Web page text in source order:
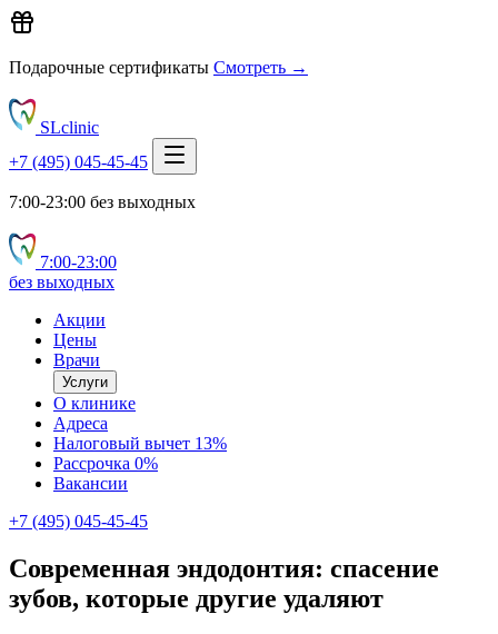
Подарочные сертификаты Смотреть →
SLclinic
+7 (495) 045-45-45
7:00-23:00 без выходных
7:00‑23:00
без выходных
Акции
Цены
Врачи
Услуги
О клинике
Адреса
Налоговый вычет 13%
Рассрочка 0%
Вакансии
+7 (495) 045-45-45
Современная эндодонтия: спасение
зубов, которые другие удаляют